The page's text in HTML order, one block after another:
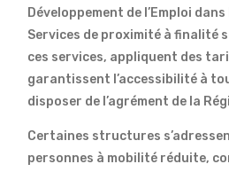
Développement de l’Emploi
Services de proximité à finalité
ces services, appliquent des
garantissent l’accessibilité à
disposer de l’agrément de la
Certaines structures
personnes à mobilité réduite,